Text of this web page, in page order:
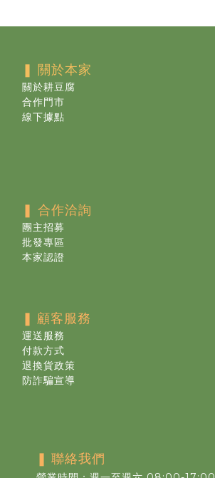
❚ 關於本家
關於耕豆腐
合作門市
線下據點
❚ 合作洽詢
團主招募
批發專區
本家認證
❚ 顧客服務
運送服務
付款方式
退換貨政策
防詐騙宣導
❚ 聯絡我們